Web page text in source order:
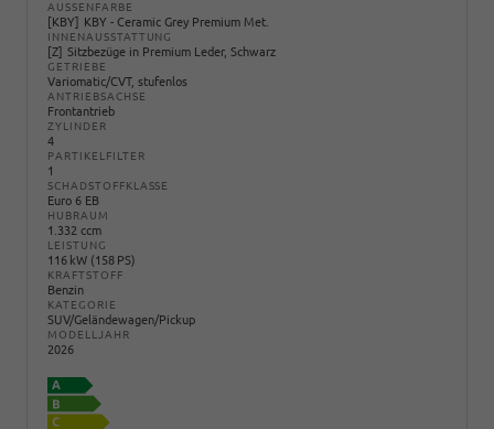
AUSSENFARBE
KBY KBY - Ceramic Grey Premium Met.
INNENAUSSTATTUNG
Z Sitzbezüge in Premium Leder, Schwarz
GETRIEBE
Variomatic/CVT, stufenlos
ANTRIEBSACHSE
Frontantrieb
ZYLINDER
4
PARTIKELFILTER
1
SCHADSTOFFKLASSE
Euro 6 EB
HUBRAUM
1.332 ccm
LEISTUNG
116 kW (158 PS)
KRAFTSTOFF
Benzin
KATEGORIE
SUV/Geländewagen/Pickup
MODELLJAHR
2026